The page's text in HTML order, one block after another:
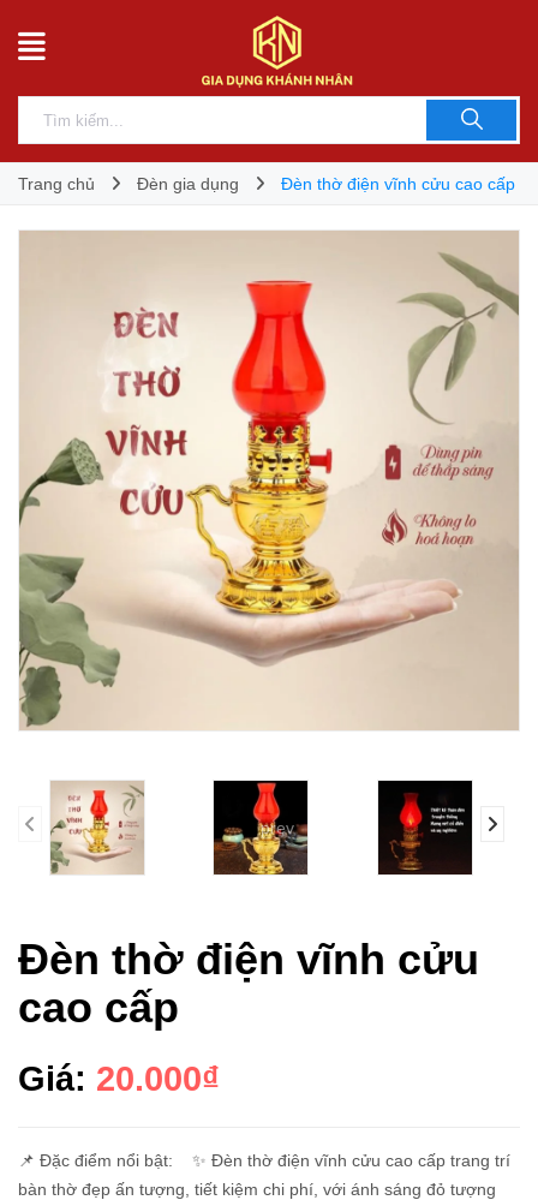
Trang chủ Đèn gia dụng Đèn thờ điện vĩnh cửu cao cấp
prev
Đèn thờ điện vĩnh cửu
cao cấp
Giá: 20.000₫
📌 Đặc điểm nổi bật: ✨ Đèn thờ điện vĩnh cửu cao cấp trang trí
bàn thờ đẹp ấn tượng, tiết kiệm chi phí, với ánh sáng đỏ tượng